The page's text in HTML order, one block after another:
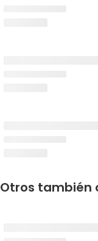
Otros también